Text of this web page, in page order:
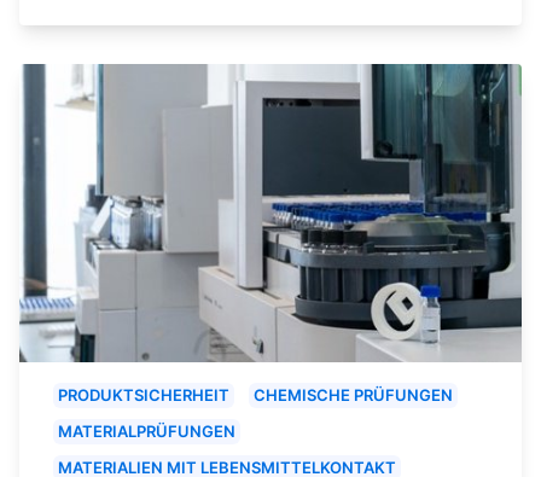
PRODUKTSICHERHEIT
CHEMISCHE PRÜFUNGEN
MATERIALPRÜFUNGEN
MATERIALIEN MIT LEBENSMITTELKONTAKT